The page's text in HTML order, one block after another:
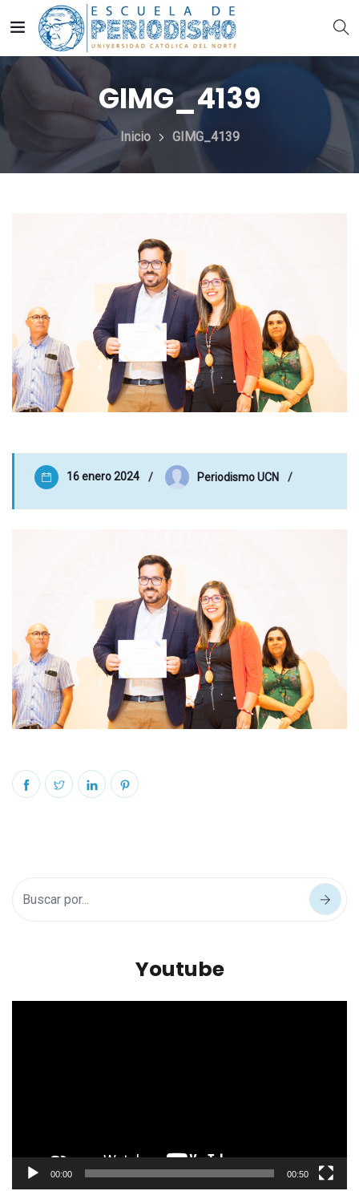
GIMG_4139
Inicio GIMG_4139
16 enero 2024 Periodismo UCN
Youtube
00:00 00:50